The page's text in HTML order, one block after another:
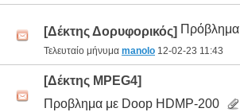
[Δέκτης Δορυφορικός] Πρόβλημα
Τελευταίο μήνυμα manolo 12-02-23 11:43
[Δέκτης MPEG4]
Προβλημα με Doop HDMP-200